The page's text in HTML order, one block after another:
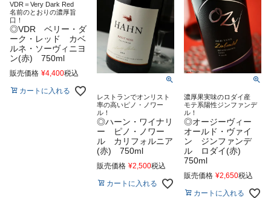
VDR＝Very Dark Red
名前のとおりの濃厚旨
口！
◎VDR ベリー・ダ
ーク・レッド カベ
ルネ・ソーヴィニヨ
ン(赤) 750ml
販売価格 ¥4,400税込
カートに入れる
レストランでオンリスト
率の高いピノ・ノワー
ル！
◎ハーン・ワイナリ
ー ピノ・ノワー
ル カリフォルニア
(赤) 750ml
販売価格 ¥2,500税込
カートに入れる
濃厚果実味のロダイ産
モテ系陽性ジンファンデ
ル！
◎オージーヴィー
オールド・ヴァイ
ン ジンファンデ
ル ロダイ(赤)
750ml
販売価格 ¥2,650税込
カートに入れる